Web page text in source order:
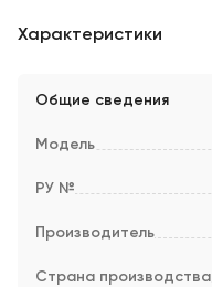
Характеристики
Общие сведения
Модель
РУ №
Производитель
Страна производства